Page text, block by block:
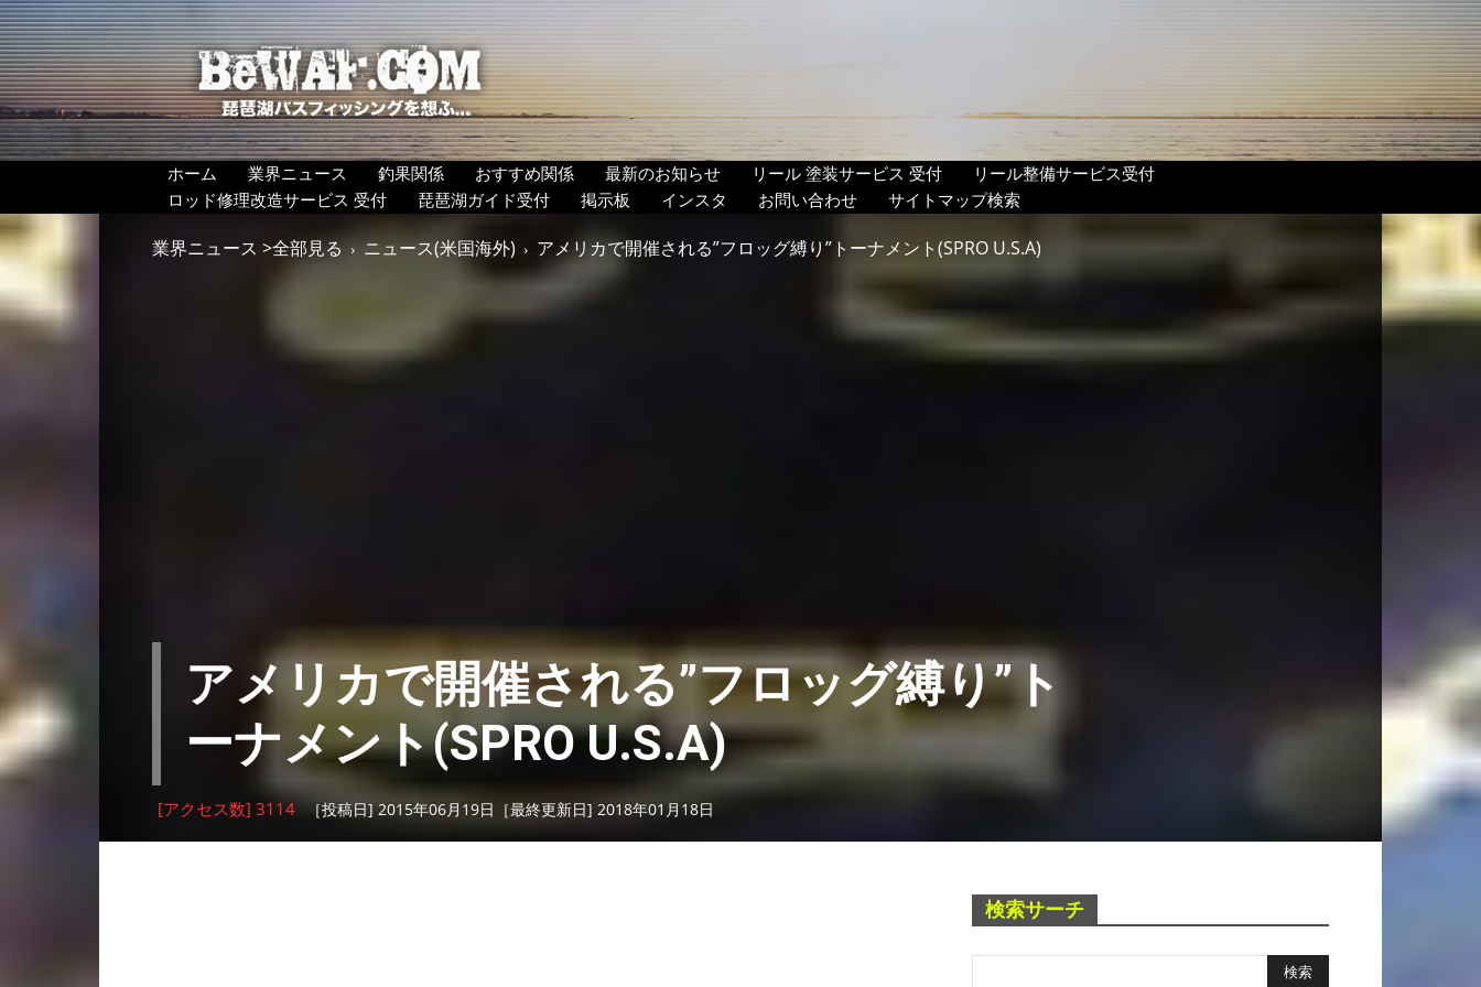
BeWAF
(ビ
ワ
エ
フ）
ホーム 業界ニュース 釣果関係 おすすめ関係 最新のお知らせ リール 塗装サービス 受付
リール整備サービス受付
ロッド修理改造サービス 受付
琵琶湖ガイド受付 掲示板 インスタ お問い合わせ サイトマップ検索
業界ニュース >全部見る ニュース(米国海外) アメリカで開催される”フロッグ縛り”トーナメント(SPRO U.S.A)
アメリカで開催される”フロッグ縛り”ト
ーナメント(SPRO U.S.A)
[アクセス数] 3114 ［投稿日] 2015年06月19日［最終更新日] 2018年01月18日
検索サーチ